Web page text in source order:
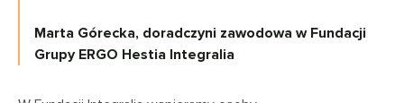
Marta Górecka, doradczyni zawodowa w Fundacji
Grupy ERGO Hestia Integralia